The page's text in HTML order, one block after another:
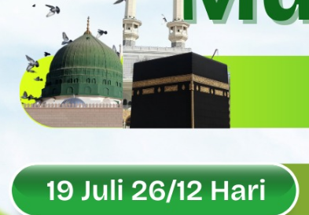
RELIS KEJAKSAAN TINGGI SUMATERA BARAT
Peringati Hari Koperasi ke-79, Wagub Sumbar Dorong
Dilantik sebagai Ketua Umum Gema Keadilan,
Bangunan Liar di Atas Aset PT KAI Diduga Dibiarkan,
Soal Isu Kejati Sumatera Barat Jemput Mahasiswa
Danrem 032/Wbr: Jadikan Pengabdian sebagai